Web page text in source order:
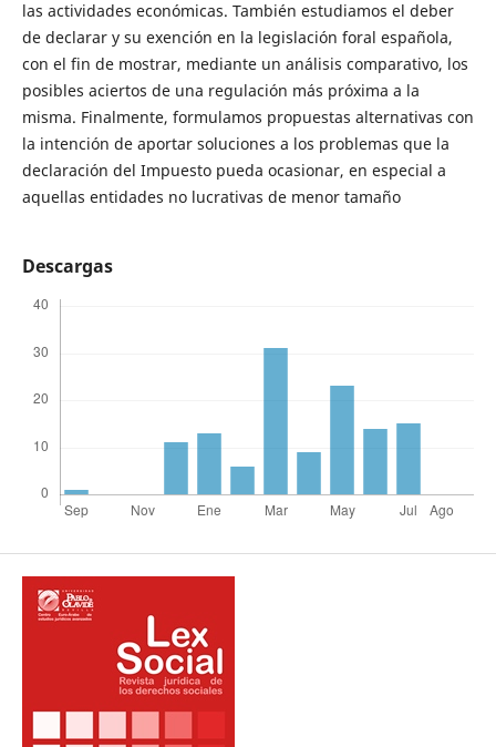
las actividades económicas. También estudiamos el deber
de declarar y su exención en la legislación foral española,
con el fin de mostrar, mediante un análisis comparativo, los
posibles aciertos de una regulación más próxima a la
misma. Finalmente, formulamos propuestas alternativas con
la intención de aportar soluciones a los problemas que la
declaración del Impuesto pueda ocasionar, en especial a
aquellas entidades no lucrativas de menor tamaño
Descargas